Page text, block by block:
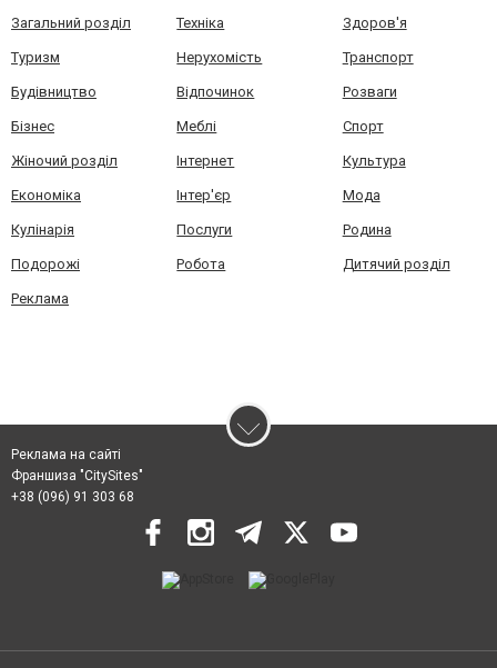
Загальний розділ Техніка Здоров'я
Туризм Нерухомість Транспорт
Будівництво Відпочинок Розваги
Бізнес Меблі Спорт
Жіночий розділ Інтернет Культура
Економіка Інтер'єр Мода
Кулінарія Послуги Родина
Подорожі Робота Дитячий розділ
Реклама
Реклама на сайті
Франшиза "CitySites"
+38 (096) 91 303 68